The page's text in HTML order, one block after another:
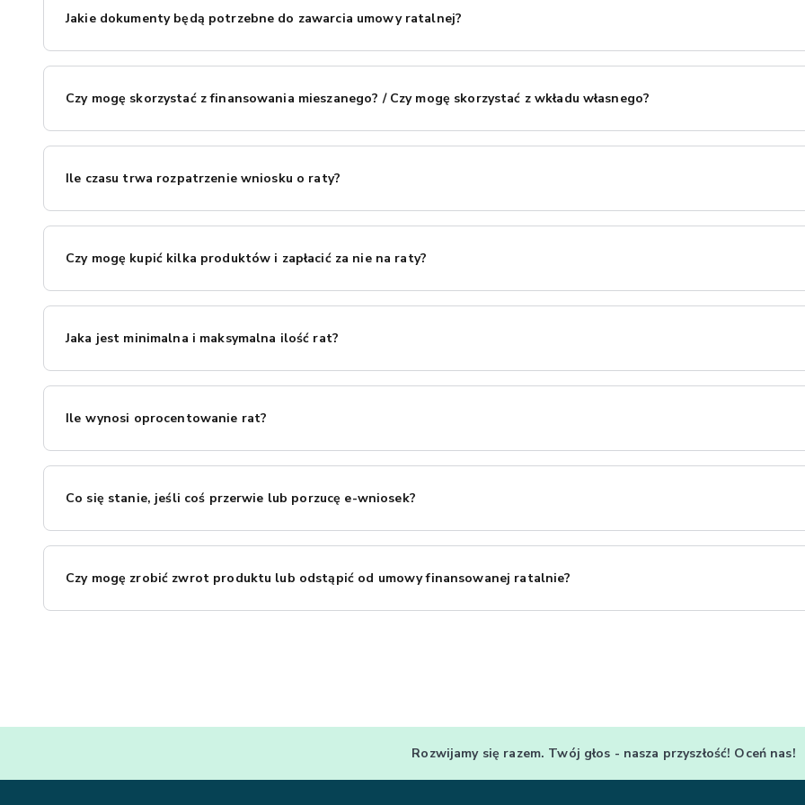
Jakie dokumenty będą potrzebne do zawarcia umowy ratalnej?
Czy mogę skorzystać z finansowania mieszanego? / Czy mogę skorzystać z wkładu własnego?
Ile czasu trwa rozpatrzenie wniosku o raty?
Czy mogę kupić kilka produktów i zapłacić za nie na raty?
Jaka jest minimalna i maksymalna ilość rat?
Ile wynosi oprocentowanie rat?
Co się stanie, jeśli coś przerwie lub porzucę e-wniosek?
Czy mogę zrobić zwrot produktu lub odstąpić od umowy finansowanej ratalnie?
Rozwijamy się razem. Twój głos - nasza przyszłość! Oceń nas!